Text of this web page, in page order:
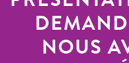
NOUS